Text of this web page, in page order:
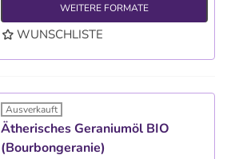
WEITERE FORMATE
WUNSCHLISTE
Ausverkauft
Ätherisches Geraniumöl BIO
(Bourbongeranie)